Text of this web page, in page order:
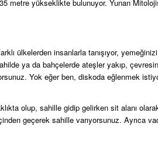
metre yükseklikte bulunuyor. Yunan
ülkelerden insanlarla tanışıyor,
ya da bahçelerde ateşler yakıp,
Yok eğer ben, diskoda eğlenmek
olup, sahille gidip gelirken sit alanı
geçerek sahille varıyorsunuz. Ayrıca